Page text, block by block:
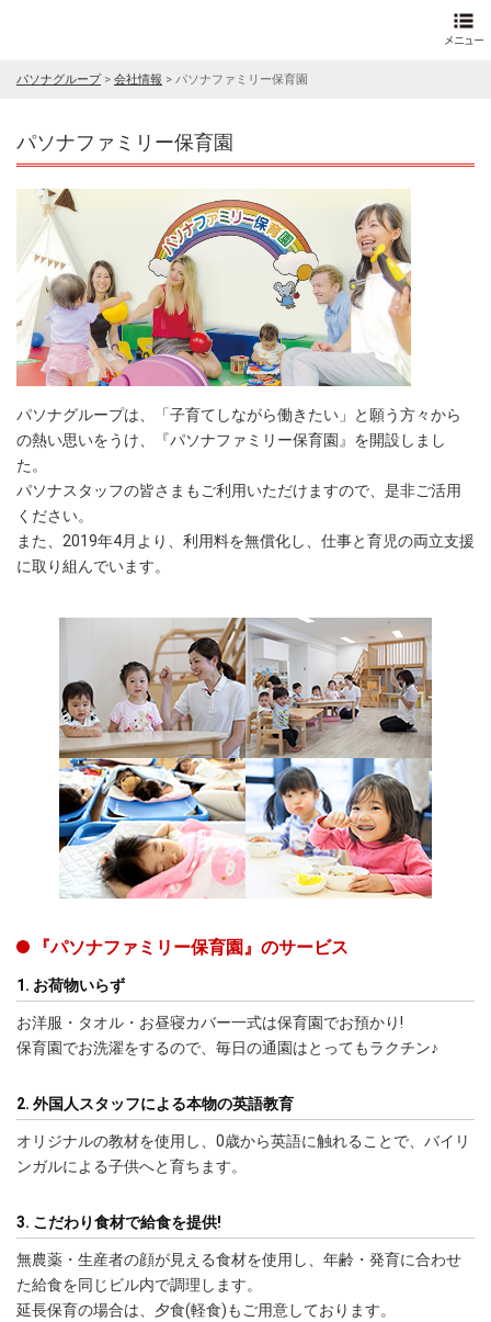
パソナグループ> 会社情報 > パソナファミリー保育園
パソナファミリー保育園
パソナグループは、「子育てしながら働きたい」と願う方々から
の熱い思いをうけ、『パソナファミリー保育園』を開設しまし
た。
パソナスタッフの皆さまもご利用いただけますので、是非ご活用
ください。
また、2019年4月より、利用料を無償化し、仕事と育児の両立支援
に取り組んでいます。
『パソナファミリー保育園』のサービス
1. お荷物いらず
お洋服・タオル・お昼寝カバー一式は保育園でお預かり!
保育園でお洗濯をするので、毎日の通園はとってもラクチン♪
2. 外国人スタッフによる本物の英語教育
オリジナルの教材を使用し、0歳から英語に触れることで、バイリ
ンガルによる子供へと育ちます。
3. こだわり食材で給食を提供!
無農薬・生産者の顔が見える食材を使用し、年齢・発育に合わせ
た給食を同じビル内で調理します。
延長保育の場合は、夕食(軽食)もご用意しております。